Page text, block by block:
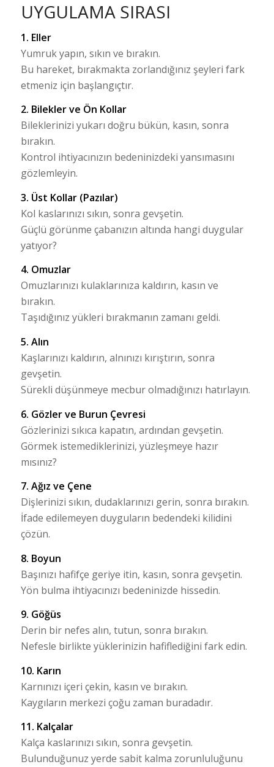
UYGULAMA SIRASI
1. Eller
Yumruk yapın, sıkın ve bırakın.
Bu hareket, bırakmakta zorlandığınız şeyleri fark
etmeniz için başlangıçtır.
2. Bilekler ve Ön Kollar
Bileklerinizi yukarı doğru bükün, kasın, sonra
bırakın.
Kontrol ihtiyacınızın bedeninizdeki yansımasını
gözlemleyin.
3. Üst Kollar (Pazılar)
Kol kaslarınızı sıkın, sonra gevşetin.
Güçlü görünme çabanızın altında hangi duygular
yatıyor?
4. Omuzlar
Omuzlarınızı kulaklarınıza kaldırın, kasın ve
bırakın.
Taşıdığınız yükleri bırakmanın zamanı geldi.
5. Alın
Kaşlarınızı kaldırın, alnınızı kırıştırın, sonra
gevşetin.
Sürekli düşünmeye mecbur olmadığınızı hatırlayın.
6. Gözler ve Burun Çevresi
Gözlerinizi sıkıca kapatın, ardından gevşetin.
Görmek istemediklerinizi, yüzleşmeye hazır
mısınız?
7. Ağız ve Çene
Dişlerinizi sıkın, dudaklarınızı gerin, sonra bırakın.
İfade edilemeyen duyguların bedendeki kilidini
çözün.
8. Boyun
Başınızı hafifçe geriye itin, kasın, sonra gevşetin.
Yön bulma ihtiyacınızı bedeninizde hissedin.
9. Göğüs
Derin bir nefes alın, tutun, sonra bırakın.
Nefesle birlikte yüklerinizin hafiflediğini fark edin.
10. Karın
Karnınızı içeri çekin, kasın ve bırakın.
Kaygıların merkezi çoğu zaman buradadır.
11. Kalçalar
Kalça kaslarınızı sıkın, sonra gevşetin.
Bulunduğunuz yerde sabit kalma zorunluluğunu